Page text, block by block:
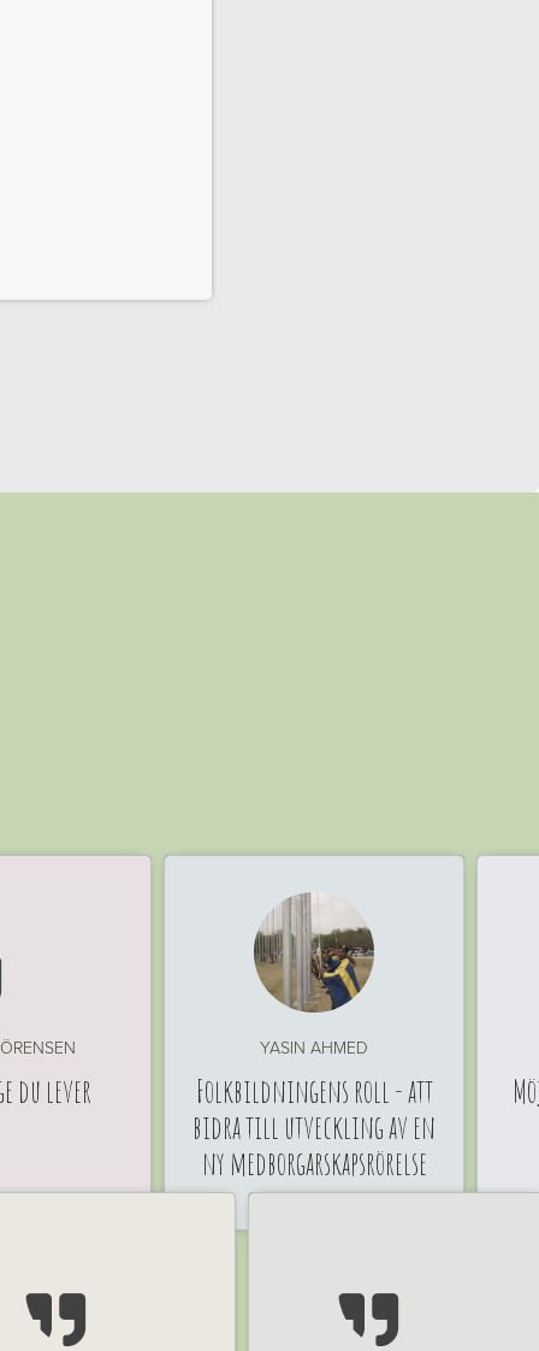
du lever
YASIN AHMED
Folkbildningens roll - att
bidra till utveckling av en
ny medborgarskapsrörelse
 